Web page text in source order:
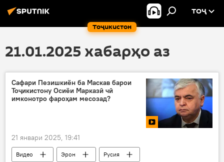
Тоҷикистон
ТОҶ
21.01.2025 хабарҳо аз
Сафари Пезишкиён ба Маскав барои
Тоҷикистону Осиёи Марказӣ чӣ
имконотро фароҳам месозад?
21 январи 2025, 19:41
Видео Эрон
Русия